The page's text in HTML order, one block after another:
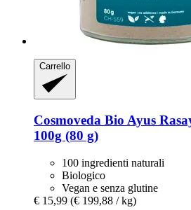
Carrello
Cosmoveda Bio Ayus
100g (80 g)
100 ingredienti naturali
Biologico
Vegan e senza glutine
€ 15,99 (€ 199,88 / kg)